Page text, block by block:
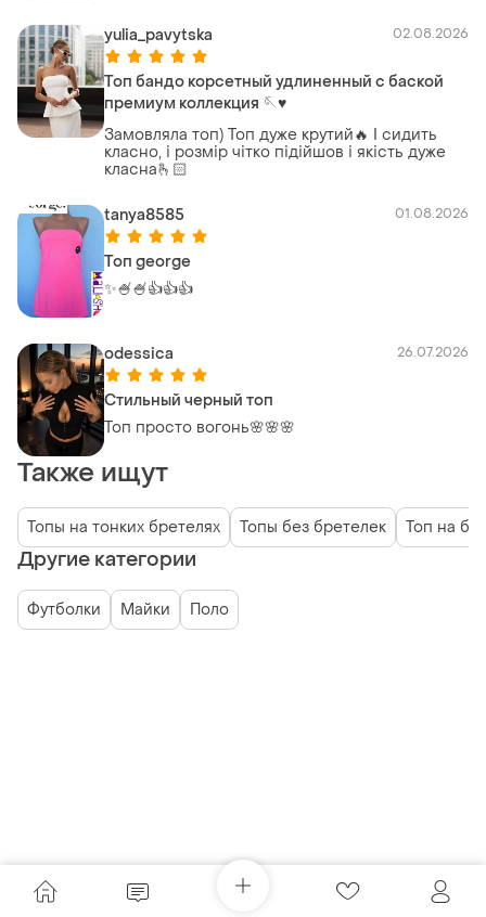
yulia_pavytska 02.08.2026
Топ бандо корсетный удлиненный с баской
премиум коллекция 🪡♥️
Замовляла топ) Топ дуже крутий🔥 І сидить
класно, і розмір чітко підійшов і якість дуже
класна🫰🏻
tanya8585 01.08.2026
Топ george
✨️🍧🍧👍👍👍
odessica 26.07.2026
Стильный черный топ
Топ просто вогонь🌸🌸🌸
Также ищут
Топы на тонких бретелях Топы без бретелек Топ на
Другие категории
Футболки Майки Поло